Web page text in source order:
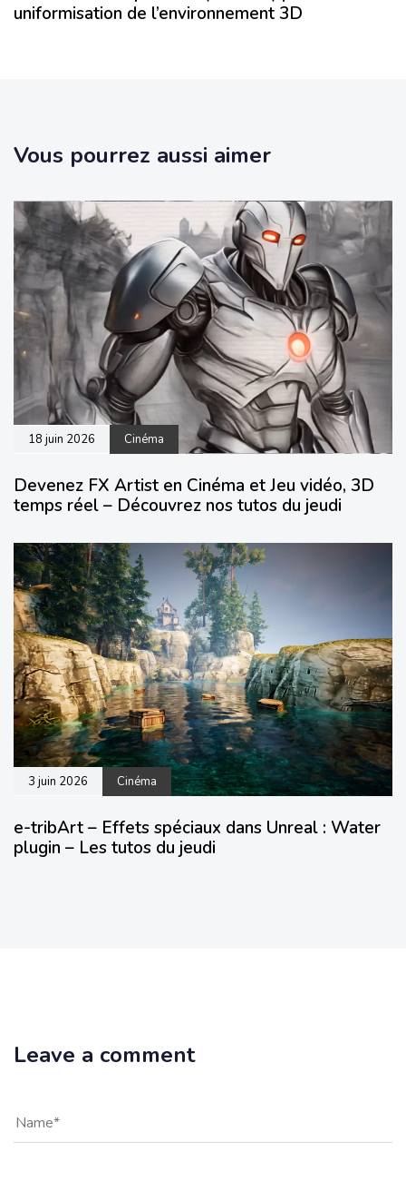
uniformisation de l’environnement 3D
Vous pourrez aussi aimer
18 juin 2026 Cinéma
Devenez FX Artist en Cinéma et Jeu vidéo, 3D
temps réel – Découvrez nos tutos du jeudi
3 juin 2026 Cinéma
e-tribArt – Effets spéciaux dans Unreal : Water
plugin – Les tutos du jeudi
Leave a comment